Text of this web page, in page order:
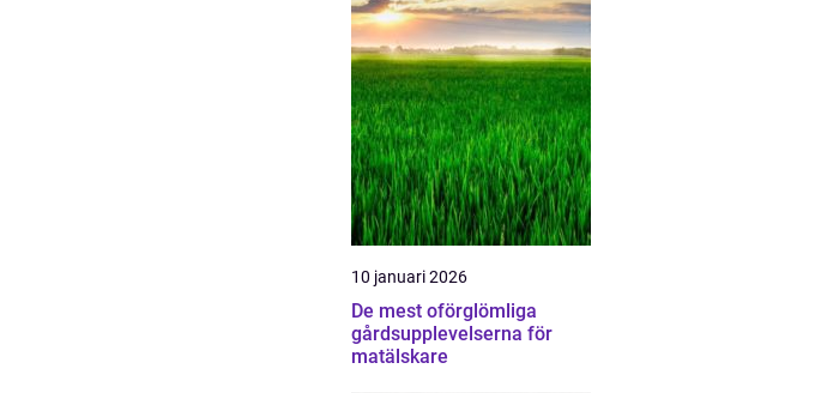
10 januari 2026
De mest oförglömliga
gårdsupplevelserna för
matälskare